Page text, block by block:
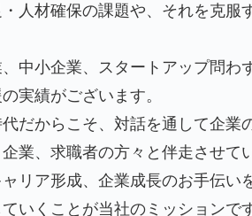
人材確保の課題や、それを克服
中小企業、スタートアップ問わ
実績がございます。
だからこそ、対話を通して企業
業、求職者の方々と伴走させて
リア形成、企業成長のお手伝い
いくことが当社のミッションです